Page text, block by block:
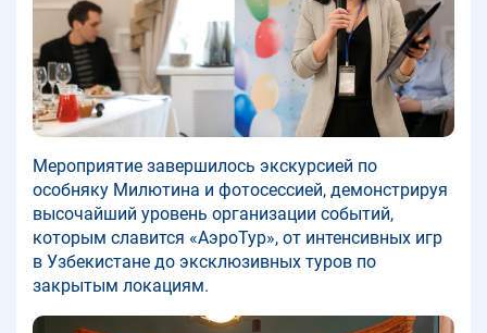
Мероприятие завершилось экскурсией по
особняку Милютина и фотосессией, демонстрируя
высочайший уровень организации событий,
которым славится «АэроТур», от интенсивных игр
в Узбекистане до эксклюзивных туров по
закрытым локациям.